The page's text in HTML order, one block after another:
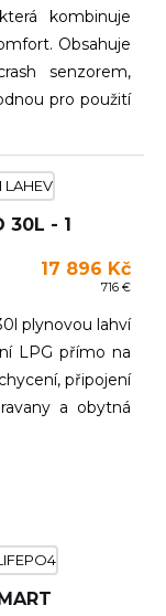
kombinuje
Obsahuje
senzorem,
pro použití
30L - 1
17 896 Kč
716 €
plynovou lahví
LPG přímo na
připojení
a obytná